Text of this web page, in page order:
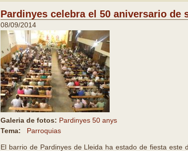
Pardinyes celebra el 50 aniversario de
08/09/2014
Galeria de fotos: Pardinyes 50 anys
Tema:
Parroquias
El barrio de Pardinyes de Lleida ha estado de fiesta